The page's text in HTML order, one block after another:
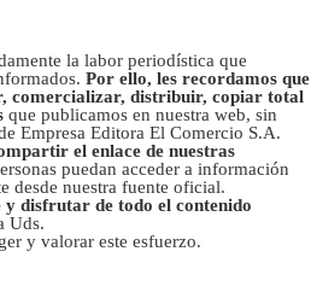
la labor periodística que
Por ello, les recordamos que
comercializar, distribuir, copiar total
que publicamos en nuestra web, sin
Empresa Editora El Comercio S.A.
el enlace de nuestras
puedan acceder a información
desde nuestra fuente oficial.
y disfrutar de todo el contenido
Uds.
y valorar este esfuerzo.